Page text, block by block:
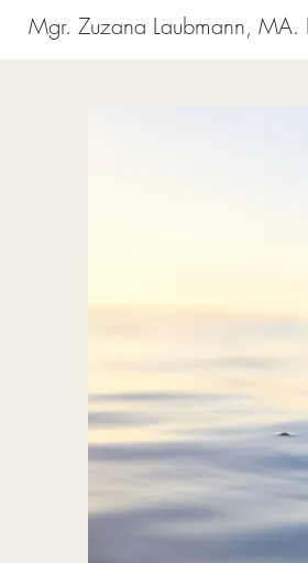
Mgr. Zuzana Laubmann, MA.